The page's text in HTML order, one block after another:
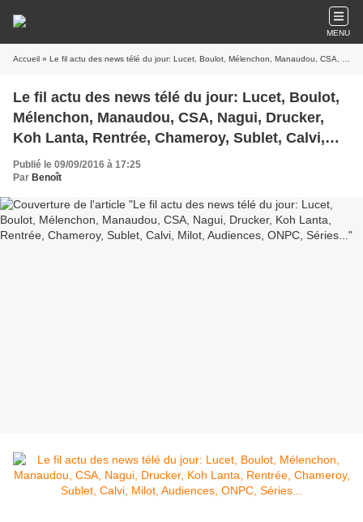
MENU
Accueil » Le fil actu des news télé du jour: Lucet, Boulot, Mélenchon, Manaudou, CSA, Nagui, Drucker, Koh Lanta, Rentrée, Chameroy, Sublet, Calvi, Milot, Audiences, ONPC, Séries...
Le fil actu des news télé du jour: Lucet, Boulot,
Mélenchon, Manaudou, CSA, Nagui, Drucker,
Koh Lanta, Rentrée, Chameroy, Sublet, Calvi,
Milot, Audiences, ONPC, Séries...
Publié le 09/09/2016 à 17:25
Par Benoît